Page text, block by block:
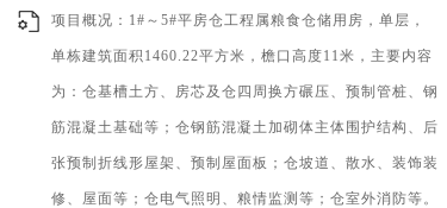
项目概况：1#～5#平房仓工程属粮食仓储用房，单层，
单栋建筑面积1460.22平方米，檐口高度11米，主要内容
为：仓基槽土方、房芯及仓四周换方碾压、预制管桩、钢
筋混凝土基础等；仓钢筋混凝土加砌体主体围护结构、后
张预制折线形屋架、预制屋面板；仓坡道、散水、装饰装
修、屋面等；仓电气照明、粮情监测等；仓室外消防等。